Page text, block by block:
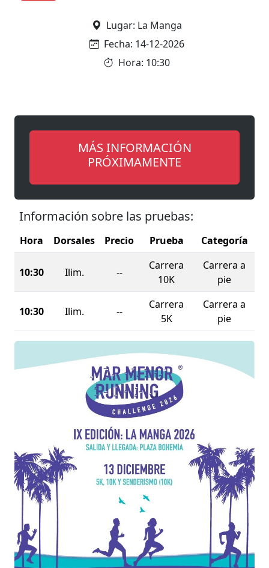
Lugar: La Manga
Fecha: 14-12-2026
Hora: 10:30
MÁS INFORMACIÓN
PRÓXIMAMENTE
Información sobre las pruebas:
Hora Dorsales Precio Prueba Categoría
10:30 Ilim. --
Carrera
10K
Carrera a
pie
10:30 Ilim. --
Carrera
5K
Carrera a
pie